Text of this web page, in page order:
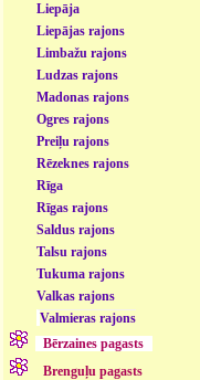
Liepāja
Liepājas rajons
Limbažu rajons
Ludzas rajons
Madonas rajons
Ogres rajons
Preiļu rajons
Rēzeknes rajons
Rīga
Rīgas rajons
Saldus rajons
Talsu rajons
Tukuma rajons
Valkas rajons
Valmieras rajons
Bērzaines pagasts
Brenguļu pagasts